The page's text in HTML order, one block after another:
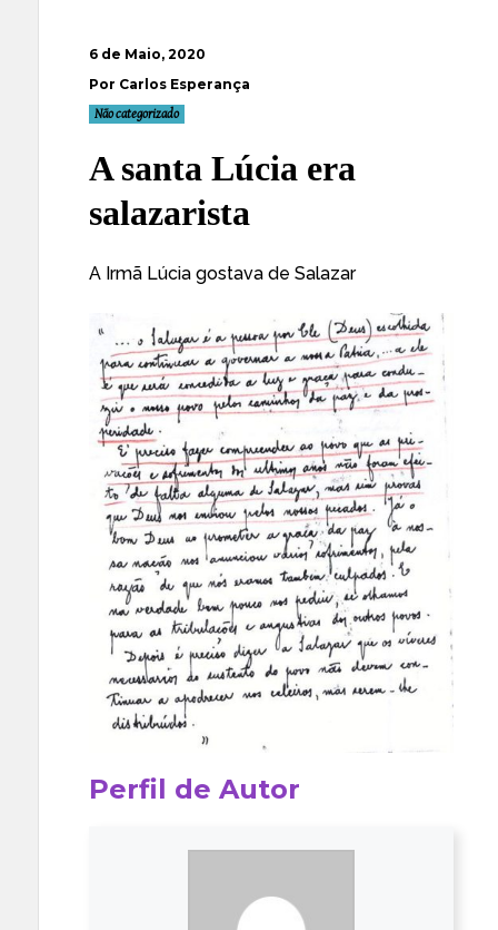
6 de Maio, 2020
Por Carlos Esperança
Não categorizado
A santa Lúcia era
salazarista
A Irmã Lúcia gostava de Salazar
Perfil de Autor